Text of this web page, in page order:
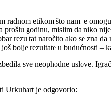
etikom što nam je
godinu, mislim da niko
rezultat naročito ako se zna da
bolje rezultate u budućnosti –
sve neophodne uslove.
Urkuhart je odgovorio: